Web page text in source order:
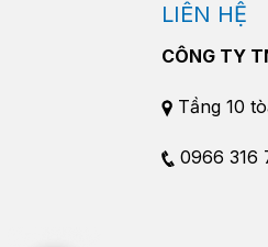
LIÊN HỆ
CÔNG TY
Tầng 10
0966